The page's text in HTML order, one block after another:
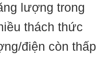
lượng trong
thách thức
điện còn thấp